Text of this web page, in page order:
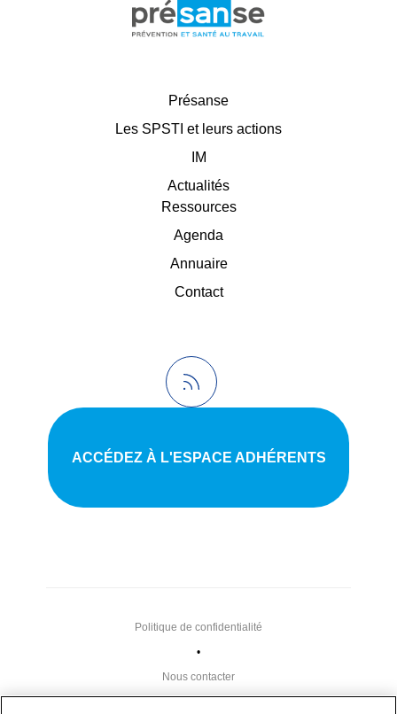
Présanse
Les SPSTI et leurs actions
IM
Actualités
Ressources
Agenda
Annuaire
Contact
ACCÉDEZ À L'ESPACE ADHÉRENTS
Nous contacter
•
Politique de confidentialité